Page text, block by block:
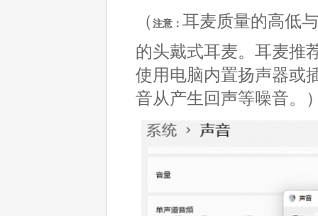
（ 注意： 耳麦质量的高低
的头戴式耳麦。耳麦推
使用电脑内置扬声器或
音从产生回声等噪音。